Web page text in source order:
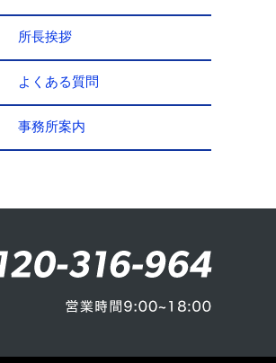
所長挨拶
よくある質問
事務所案内